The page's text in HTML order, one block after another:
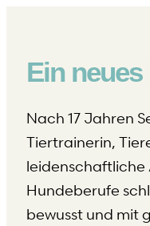
Ein
Nach 17 Jahren
Tiertrainerin,
leidenschaftliche
Hundeberufe
bewusst und mit